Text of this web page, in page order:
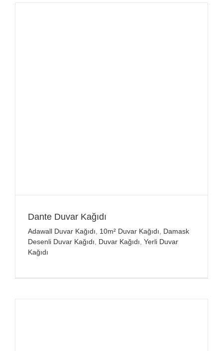
Dante Duvar Kağıdı
Adawall Duvar Kağıdı, 10m² Duvar Kağıdı, Damask
Desenli Duvar Kağıdı, Duvar Kağıdı, Yerli Duvar
Kağıdı